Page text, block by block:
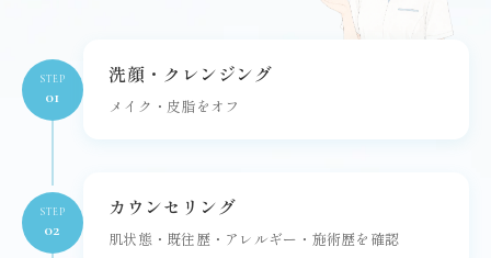
STEP
01
洗顔・クレンジング
メイク・皮脂をオフ
STEP
02
カウンセリング
肌状態・既往歴・アレルギー・施術歴を確認